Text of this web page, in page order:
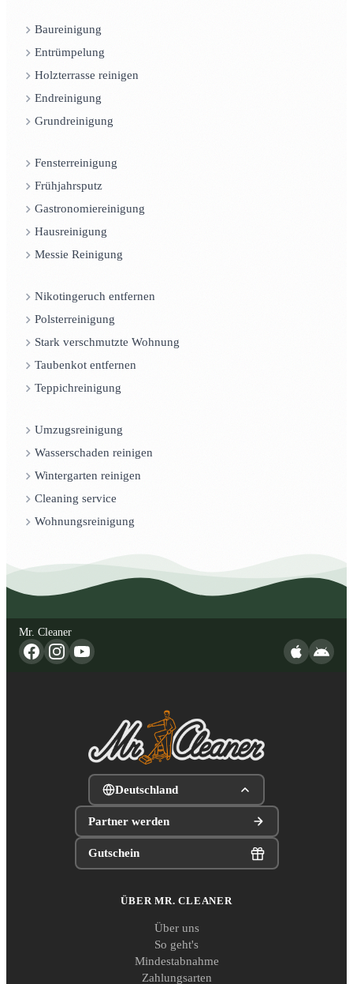
Baureinigung
Entrümpelung
Holzterrasse reinigen
Endreinigung
Grundreinigung
Fensterreinigung
Frühjahrsputz
Gastronomiereinigung
Hausreinigung
Messie Reinigung
Nikotingeruch entfernen
Polsterreinigung
Stark verschmutzte Wohnung
Taubenkot entfernen
Teppichreinigung
Umzugsreinigung
Wasserschaden reinigen
Wintergarten reinigen
Cleaning service
Wohnungsreinigung
Mr. Cleaner
Deutschland
Partner werden
Gutschein
ÜBER MR. CLEANER
Über uns
So geht's
Mindestabnahme
Zahlungsarten